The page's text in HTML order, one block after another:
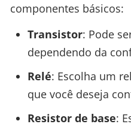
componentes básicos:
Transistor: Pode
dependendo da
Relé: Escolha um
que você deseja
Resistor de base: